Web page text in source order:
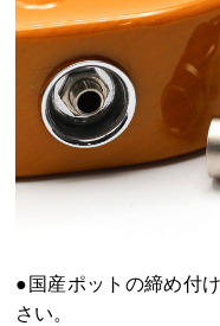
●国産ポットの締め付
さい。